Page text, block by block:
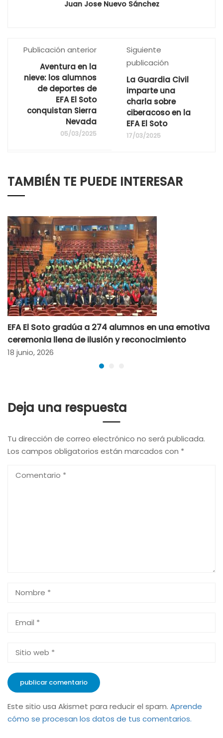
Juan Jose Nuevo Sánchez
Publicación anterior
Aventura en la
nieve: los alumnos
de deportes de
EFA El Soto
conquistan Sierra
Nevada
05/03/2025
Siguiente
publicación
La Guardia Civil
imparte una
charla sobre
ciberacoso en la
EFA El Soto
17/03/2025
TAMBIÉN TE PUEDE INTERESAR
EFA El Soto gradúa a 274 alumnos en una emotiva
ceremonia llena de ilusión y reconocimiento
18 junio, 2026
Deja una respuesta
Tu dirección de correo electrónico no será publicada.
Los campos obligatorios están marcados con *
Este sitio usa Akismet para reducir el spam. Aprende
cómo se procesan los datos de tus comentarios.